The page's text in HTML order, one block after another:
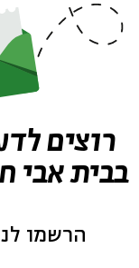
רוצים
בבית אבי
הרשמו